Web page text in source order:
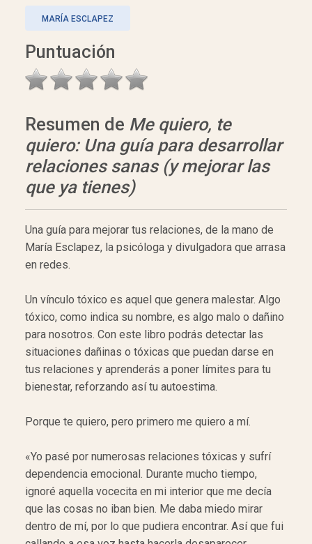
MARÍA ESCLAPEZ
Puntuación
Resumen de Me quiero, te
quiero: Una guía para desarrollar
relaciones sanas (y mejorar las
que ya tienes)
Una guía para mejorar tus relaciones, de la mano de
María Esclapez, la psicóloga y divulgadora que arrasa
en redes.
Un vínculo tóxico es aquel que genera malestar. Algo
tóxico, como indica su nombre, es algo malo o dañino
para nosotros. Con este libro podrás detectar las
situaciones dañinas o tóxicas que puedan darse en
tus relaciones y aprenderás a poner límites para tu
bienestar, reforzando así tu autoestima.
Porque te quiero, pero primero me quiero a mí.
«Yo pasé por numerosas relaciones tóxicas y sufrí
dependencia emocional. Durante mucho tiempo,
ignoré aquella vocecita en mi interior que me decía
que las cosas no iban bien. Me daba miedo mirar
dentro de mí, por lo que pudiera encontrar. Así que fui